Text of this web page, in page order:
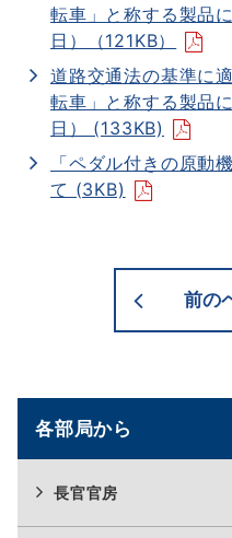
転車」と称する製品
日）（121KB）
道路交通法の基準に
転車」と称する製品
日） (133KB)
「ペダル付きの原動
て (3KB)
前の
各部局から
長官官房